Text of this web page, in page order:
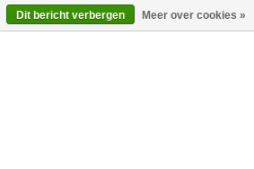
Dit bericht verbergen Meer over cookies »